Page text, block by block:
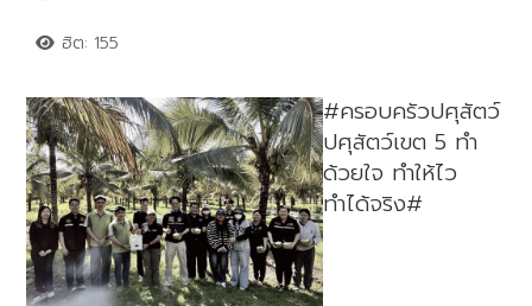
ฮิต: 155
#ครอบครัวปศุสัตว์
ปศุสัตว์เขต 5 ทำ
ด้วยใจ ทำให้ไว
ทำได้จริง#